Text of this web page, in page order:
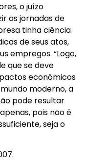
o juízo
as jornadas de
tinha ciência
de seus atos,
empregos. “Logo,
que se deve
econômicos
moderno, a
pode resultar
pois não é
seja o